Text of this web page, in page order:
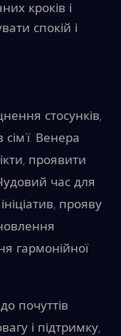
кроків і
спокій і
стосунків,
Венера
проявити
час для
прояву
гармонійної
почуттів
і підтримку,